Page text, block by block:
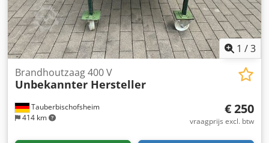
1 /3
Tauberbischofsheim
414 km
Brandhoutzaag 400 V
Unbekannter Hersteller
€ 250
vraagprijs excl. btw